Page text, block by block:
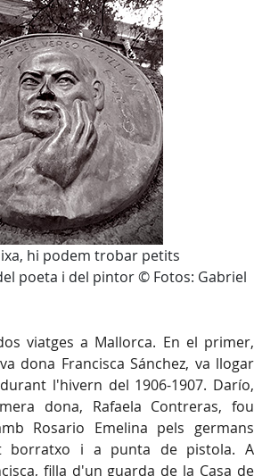
hi podem trobar petits
poeta i del pintor © Fotos: Gabriel
viatges a Mallorca. En el primer,
dona Francisca Sánchez, va llogar
l'hivern del 1906-1907. Darío,
dona, Rafaela Contreras, fou
Rosario Emelina pels germans
borratxo i a punta de pistola. A
filla d'un guarda de la Casa de